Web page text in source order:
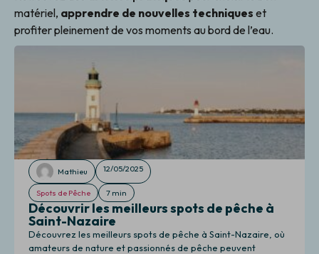
matériel, apprendre de nouvelles techniques et
profiter pleinement de vos moments au bord de l’eau.
Mathieu 12/05/2025
Spots de Pêche 7 min
Découvrir les meilleurs spots de pêche à
Saint-Nazaire
Découvrez les meilleurs spots de pêche à Saint-Nazaire, où
amateurs de nature et passionnés de pêche peuvent